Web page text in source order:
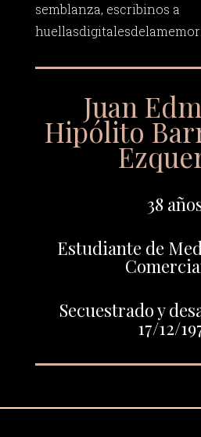
semblanza, escribinos a
Juan
Hipólito
38
Estudiante de
Secuestrado y
17/12/